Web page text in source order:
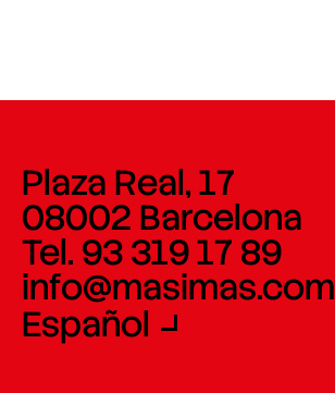
Plaza Real, 17
08002 Barcelona
Tel. 93 319 17 89
info@masimas.com
Español